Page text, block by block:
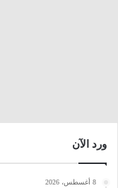
ورد الآن
8 أغسطس، 2026